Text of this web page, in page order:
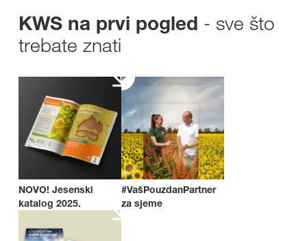
KWS na prvi pogled - sve što
trebate znati
NOVO! Jesenski
katalog 2025.
#VašPouzdanPartner
za sjeme